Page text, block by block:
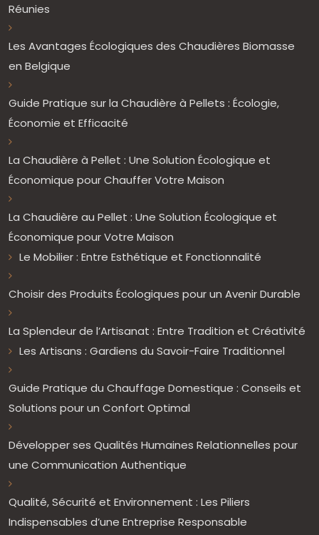
Réunies
Les Avantages Écologiques des Chaudières Biomasse
en Belgique
Guide Pratique sur la Chaudière à Pellets : Écologie,
Économie et Efficacité
La Chaudière à Pellet : Une Solution Écologique et
Économique pour Chauffer Votre Maison
La Chaudière au Pellet : Une Solution Écologique et
Économique pour Votre Maison
Le Mobilier : Entre Esthétique et Fonctionnalité
Choisir des Produits Écologiques pour un Avenir Durable
La Splendeur de l’Artisanat : Entre Tradition et Créativité
Les Artisans : Gardiens du Savoir-Faire Traditionnel
Guide Pratique du Chauffage Domestique : Conseils et
Solutions pour un Confort Optimal
Développer ses Qualités Humaines Relationnelles pour
une Communication Authentique
Qualité, Sécurité et Environnement : Les Piliers
Indispensables d’une Entreprise Responsable